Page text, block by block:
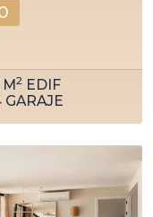
M2EDIF
GARAJE